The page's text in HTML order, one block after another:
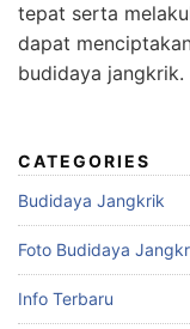
tepat serta
dapat
budidaya jangkrik.
CATEGORIES
Budidaya Jangkrik
Foto Budidaya
Info Terbaru